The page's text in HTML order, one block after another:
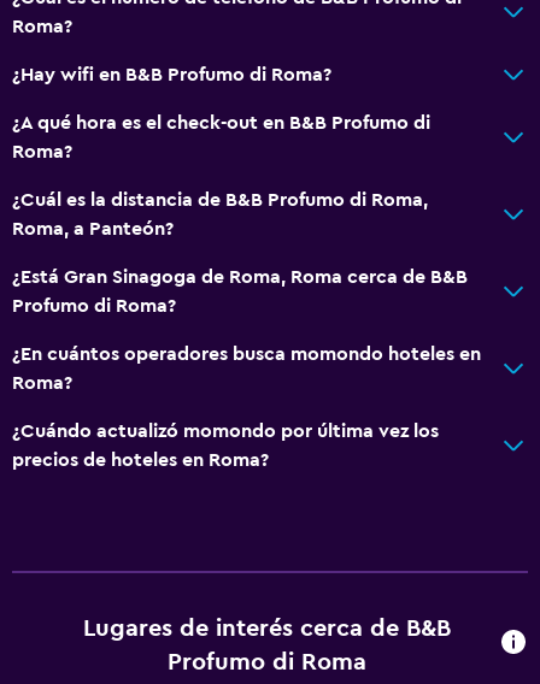
Roma?
¿Hay wifi en B&B Profumo di Roma?
¿A qué hora es el check-out en B&B Profumo di
Roma?
¿Cuál es la distancia de B&B Profumo di Roma,
Roma, a Panteón?
¿Está Gran Sinagoga de Roma, Roma cerca de B&B
Profumo di Roma?
¿En cuántos operadores busca momondo hoteles en
Roma?
¿Cuándo actualizó momondo por última vez los
precios de hoteles en Roma?
Lugares de interés cerca de B&B
Profumo di Roma